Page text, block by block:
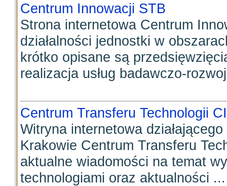
Centrum Innowacji STB
Strona internetowa Centrum
działalności jednostki w
krótko opisane są
realizacja usług badawczo-
Centrum Transferu Technologii
Witryna internetowa
Krakowie Centrum Transferu
aktualne wiadomości na temat
technologiami oraz aktualności ...